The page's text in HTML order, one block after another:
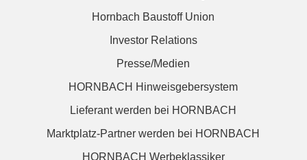
Hornbach Baustoff Union
Investor Relations
Presse/Medien
HORNBACH Hinweisgebersystem
Lieferant werden bei HORNBACH
Marktplatz-Partner werden bei HORNBACH
HORNBACH Werbeklassiker